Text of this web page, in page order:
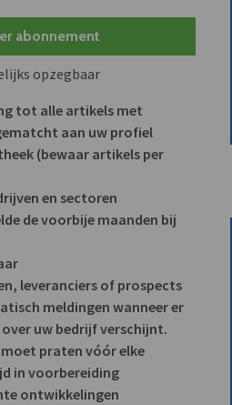
abonnement
opzegbaar
tot alle artikels met
gematcht aan uw profiel
(bewaar artikels per
en sectoren
de voorbije maanden bij
leveranciers of prospects
meldingen wanneer er
uw bedrijf verschijnt.
praten vóór elke
in voorbereiding
ontwikkelingen